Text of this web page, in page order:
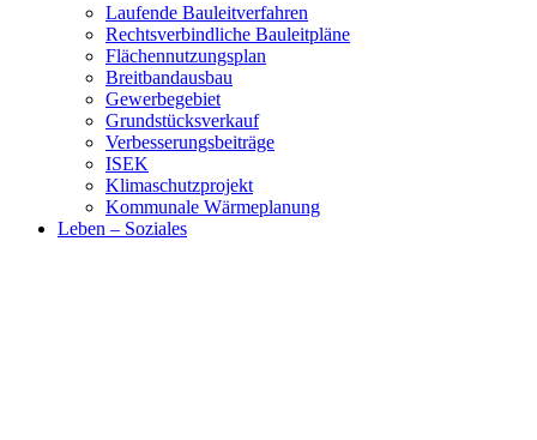
Laufende Bauleitverfahren
Rechtsverbindliche Bauleitpläne
Flächennutzungsplan
Breitbandausbau
Gewerbegebiet
Grundstücksverkauf
Verbesserungsbeiträge
ISEK
Klimaschutzprojekt
Kommunale Wärmeplanung
Leben – Soziales